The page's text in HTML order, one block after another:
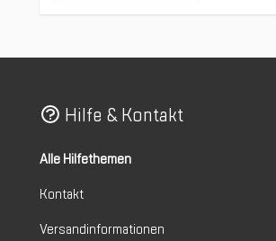
Hilfe & Kontakt
Alle Hilfethemen
Kontakt
Versandinformationen